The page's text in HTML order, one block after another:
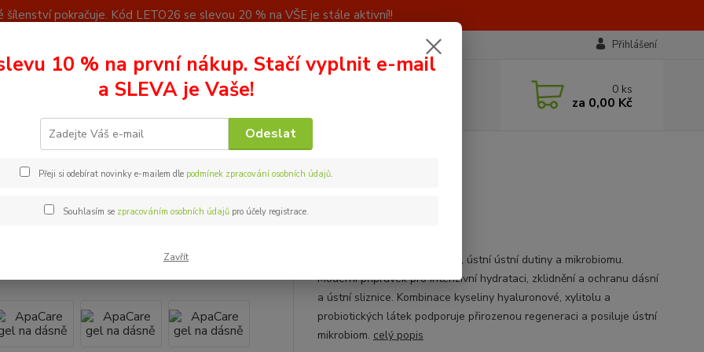
šílenství pokračuje. Kód LETO26 se slevou 20 % na VŠE je stále aktivní!!
Přihlášení
Hledat
Nevíte si rady? Zavolejte.
0 ks
za 0,00 Kč
gel na dásně
Regenerace a ochrana dásní, ústní ústní dutiny a mikrobiomu.
Moderní přípravek pro intenzivní hydrataci, zklidnění a ochranu dásní
a ústní sliznice. Kombinace kyseliny hyaluronové, xylitolu a
probiotických látek podporuje přirozenou regeneraci a posiluje ústní
mikrobiom. celý popis
10 % na první nákup. Stačí vyplnit e-mail
a SLEVA je Vaše!
Odeslat
Přeji si odebírat novinky e-mailem dle podmínek zpracování osobních údajů.
Souhlasím se zpracováním osobních údajůpro účely registrace.
Zavřít